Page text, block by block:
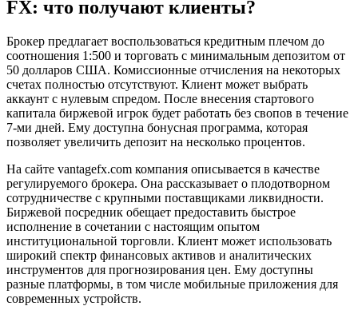
FX: что получают клиенты?
Брокер предлагает воспользоваться кредитным плечом до
соотношения 1:500 и торговать с минимальным депозитом от
50 долларов США. Комиссионные отчисления на некоторых
счетах полностью отсутствуют. Клиент может выбрать
аккаунт с нулевым спредом. После внесения стартового
капитала биржевой игрок будет работать без свопов в течение
7-ми дней. Ему доступна бонусная программа, которая
позволяет увеличить депозит на несколько процентов.
На сайте vantagefx.com компания описывается в качестве
регулируемого брокера. Она рассказывает о плодотворном
сотрудничестве с крупными поставщиками ликвидности.
Биржевой посредник обещает предоставить быстрое
исполнение в сочетании с настоящим опытом
институциональной торговли. Клиент может использовать
широкий спектр финансовых активов и аналитических
инструментов для прогнозирования цен. Ему доступны
разные платформы, в том числе мобильные приложения для
современных устройств.